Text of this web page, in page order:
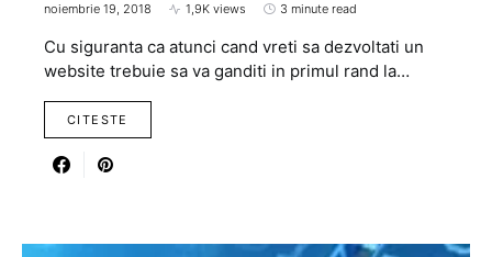
noiembrie 19, 2018 1,9K views 3 minute read
Cu siguranta ca atunci cand vreti sa dezvoltati un
website trebuie sa va ganditi in primul rand la…
CITESTE